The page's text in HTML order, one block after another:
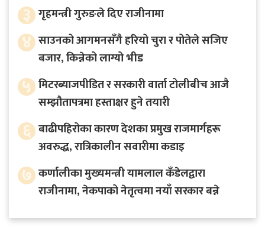
३ गृहमन्त्री गुरुङले दिए राजीनामा
४ साउनको आगमनसँगै हरियो चुरा र पोतेले सजिए
बजार, किन्नेको लाग्यो भीड
५ मिटरब्याजपीडित र सरकारी वार्ता टोलीबीच आजै
सम्झौतापत्रमा हस्ताक्षर हुने तयारी
६ बाढीपहिरोका कारण देशका प्रमुख राजमार्गहरू
अवरुद्ध, रात्रिकालीन सवारीमा कडाइ
७ कर्णालीका मुख्यमन्त्री यामलाल कँडेलद्वारा
राजीनामा, नेकपाको नेतृत्वमा नयाँ सरकार बन्ने